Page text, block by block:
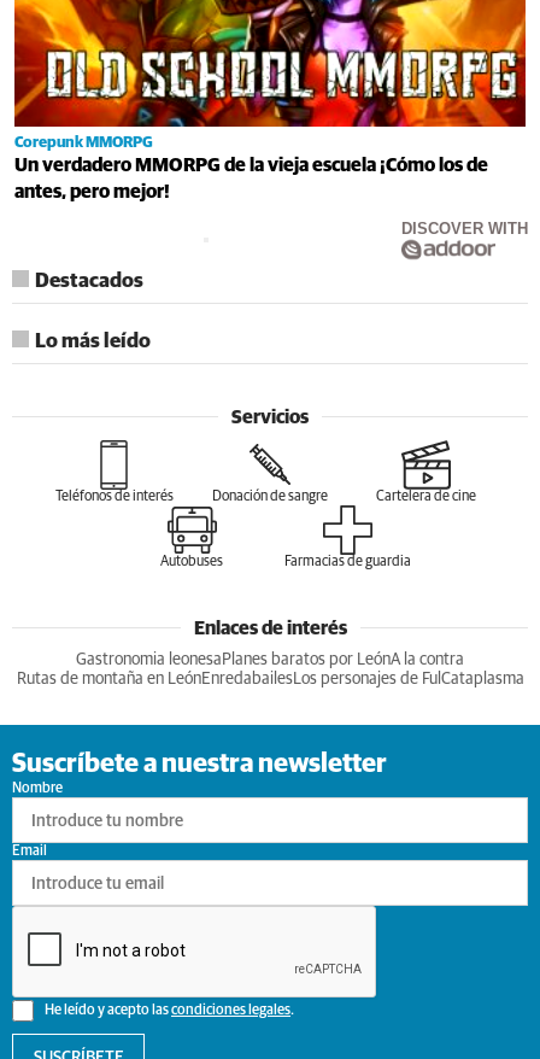
Corepunk MMORPG
Un verdadero MMORPG de la vieja escuela ¡Cómo los de
antes, pero mejor!
DISCOVER WITH
Destacados
Lo más leído
Servicios
Teléfonos de interés Donación de sangre Cartelera de cine
Autobuses Farmacias de guardia
Enlaces de interés
Gastronomia leonesa Planes baratos por LeónA la contra
Rutas de montaña en LeónEnredabailesLos personajes de Ful Cataplasma
Suscríbete a nuestra newsletter
Nombre
He leído y acepto lascondiciones legales.
Email